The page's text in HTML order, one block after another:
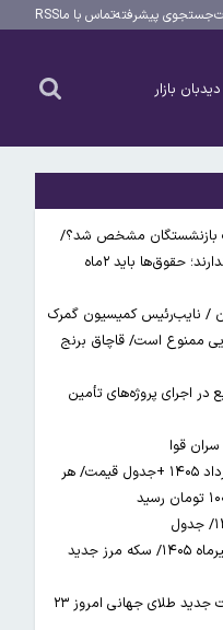
جستجوی پیشرفتهتماس با ماRSS
دیدبان بازار
بازنشستگان مشخص شد؟/
کریمی: بازنشستگان توان خرید نان و پنیر هم ندارند؛ حقوق‌ها باید ۲ماه
/ نایب‌رئیس کمیسیون گمرک
ممنوع است/ قاچاق برنج
اجرای پروژه‌های تأمین
افزایش قیمت طلا و سکه در بازار امروز ۵ مرداد ۱۴۰۵ +جدول قیمت/ هر
قیمت زمان بازگشایی طلا و سکه امروز ۲۳ تیرماه ۱۴۰۵/ سکه مرز جدید
طلا در پایین‌ترین سطح قیمتی ایستاد/ قیمت جدید طلای جهانی امروز ۲۳